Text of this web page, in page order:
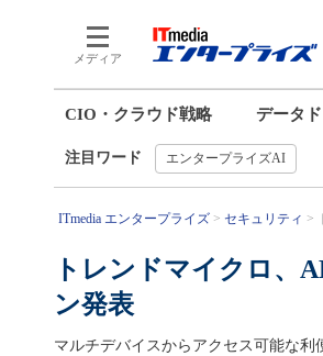
メディア
CIO・クラウド戦略 データ
注目ワード エンタープライズAI
ITmedia エンタープライズ セキュリティ
トレンドマイクロ、
ン発表
マルチデバイスからアクセス可能な利